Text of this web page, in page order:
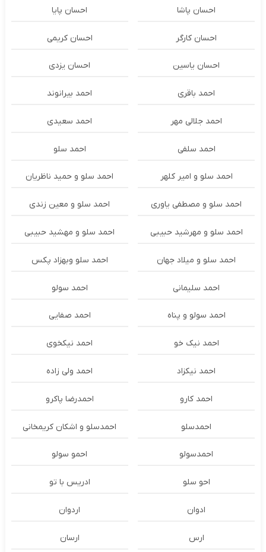
احسان پاشا احسان پایا
احسان کارگر احسان کریمی
احسان یاسین احسان یزدی
احمد باقری احمد بیرانوند
احمد جلالی مهر احمد سعیدی
احمد سلفی احمد سلو
احمد سلو و امیر کلهر احمد سلو و حمید ناظریان
احمد سلو و مصطفی یاوری احمد سلو و معین زندی
احمد سلو و مهرشید حبیبی احمد سلو و مهشید حبیبی
احمد سلو و میلاد جهان احمد سلو وبهزاد پکس
احمد سلیمانی احمد سولو
احمد سولو و پناه احمد صفایی
احمد نیک خو احمد نیکخوی
احمد نیکزاد احمد ولی زاده
احمد کارو احمدرضا پاکرو
احمدسلو احمدسلو و اشکان کریمخانی
احمدسولو احمو سولو
احو سلو ادریس با تو
ادوان اردوان
ارس ارسان